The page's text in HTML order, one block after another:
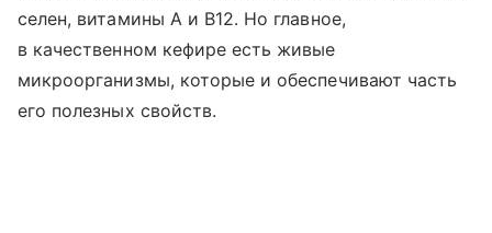
селен, витамины A и B12. Но главное,
в качественном кефире есть живые
микроорганизмы, которые и обеспечивают часть
его полезных свойств.